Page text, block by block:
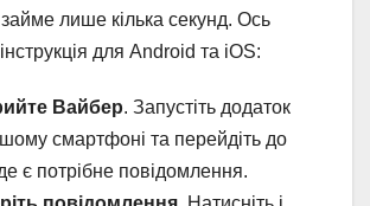
лише кілька секунд. Ось
для Android та iOS:
Вайбер. Запустіть додаток
смартфоні та перейдіть до
є потрібне повідомлення.